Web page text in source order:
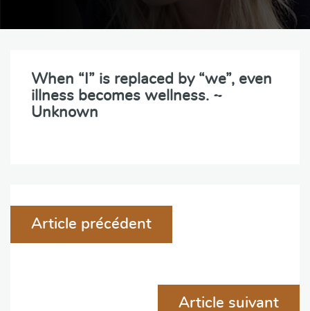
When “I” is replaced by “we”, even
illness becomes wellness. ~
Unknown
Navigation
de
Article précédent
Article suivant